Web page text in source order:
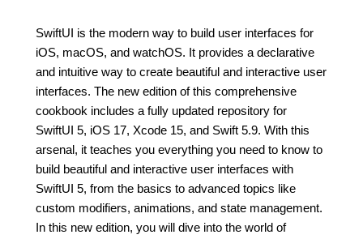
SwiftUI is the modern way to build user interfaces for
iOS, macOS, and watchOS. It provides a declarative
and intuitive way to create beautiful and interactive user
interfaces. The new edition of this comprehensive
cookbook includes a fully updated repository for
SwiftUI 5, iOS 17, Xcode 15, and Swift 5.9. With this
arsenal, it teaches you everything you need to know to
build beautiful and interactive user interfaces with
SwiftUI 5, from the basics to advanced topics like
custom modifiers, animations, and state management.
In this new edition, you will dive into the world of